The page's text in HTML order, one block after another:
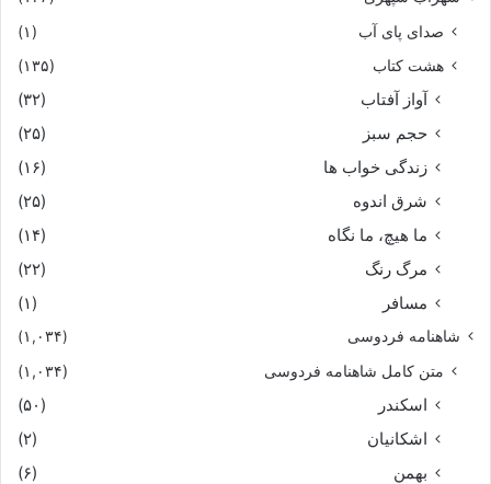
صدای پای آب
(۱)
هشت کتاب
(۱۳۵)
آواز آفتاب
(۳۲)
حجم سبز
(۲۵)
زندگی خواب ها
(۱۶)
شرق اندوه
(۲۵)
ما هیچ، ما نگاه
(۱۴)
مرگ رنگ
(۲۲)
مسافر
(۱)
شاهنامه فردوسی (۱,۰۳۴)
متن کامل شاهنامه فردوسی (۱,۰۳۴)
اسکندر
(۵۰)
اشکانیان
(۲)
بهمن
(۶)